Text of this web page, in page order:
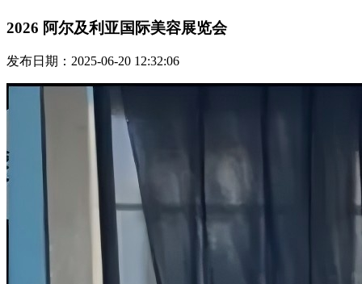
2026 阿尔及利亚国际美容展览会
发布日期：2025-06-20 12:32:06